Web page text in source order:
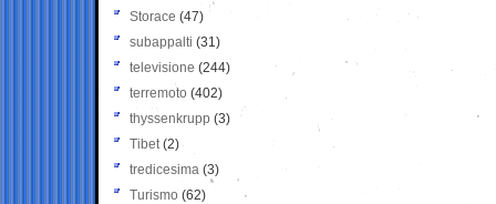
Storace (47)
subappalti (31)
televisione(244)
terremoto (402)
thyssenkrupp (3)
Tibet(2)
tredicesima (3)
Turismo (62)